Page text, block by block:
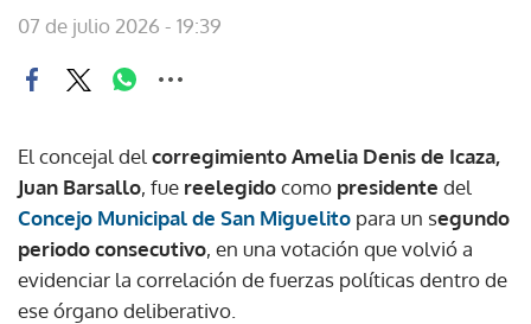
07 de julio 2026 - 19:39
El concejal del corregimiento Amelia Denis de Icaza,
Juan Barsallo, fue reelegidocomo presidente del
Concejo Municipal de San Miguelito para un segundo
periodo consecutivo, en una votación que volvió a
evidenciar la correlación de fuerzas políticas dentro de
ese órgano deliberativo.